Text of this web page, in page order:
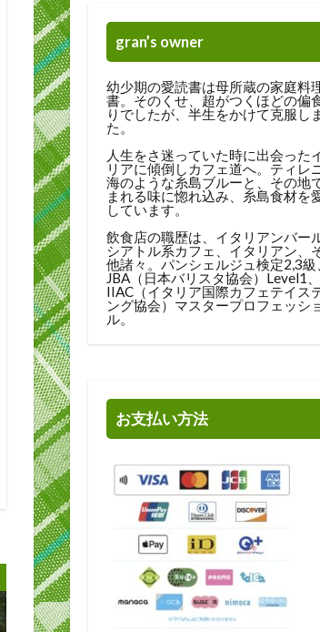
gran’s owner
幼少期の愛読書は母所蔵の家庭料
書。そのくせ、超がつくほどの偏
りでしたが、半生をかけて克服し
た。
人生をさ迷っていた時に出会った
リアに傾倒しカフェ道へ。ティレ
海のような糸島ブルーと、その地
まれる味に惚れ込み、糸島食材を
しています。
飲食店の職歴は、イタリアンバール
シアトル系カフェ、イタリアン、
他諸々。パンシェルジュ検定2,3級
JBA（日本バリスタ協会）Level1、
IIAC（イタリア国際カフェテイス
ング協会）マスタープロフェッシ
ル。
お支払い方法